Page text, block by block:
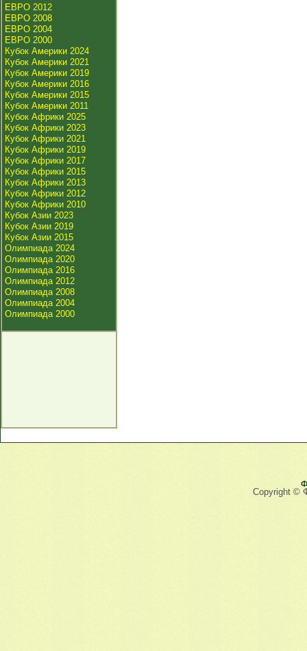
ЕВРО 2012
ЕВРО 2008
ЕВРО 2004
ЕВРО 2000
Кубок Америки 2024
Кубок Америки 2021
Кубок Америки 2019
Кубок Америки 2016
Кубок Америки 2015
Кубок Америки 2011
Кубок Африки 2025
Кубок Африки 2023
Кубок Африки 2021
Кубок Африки 2019
Кубок Африки 2017
Кубок Африки 2015
Кубок Африки 2013
Кубок Африки 2012
Кубок Африки 2010
Кубок Азии 2023
Кубок Азии 2019
Кубок Азии 2015
Олимпиада 2024
Олимпиада 2020
Олимпиада 2016
Олимпиада 2012
Олимпиада 2008
Олимпиада 2004
Олимпиада 2000
Copyright ©